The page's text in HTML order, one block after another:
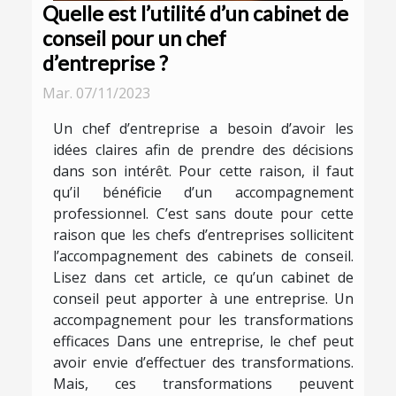
Quelle est l’utilité d’un cabinet de
conseil pour un chef
d’entreprise ?
Mar. 07/11/2023
Un chef d’entreprise a besoin d’avoir les
idées claires afin de prendre des décisions
dans son intérêt. Pour cette raison, il faut
qu’il bénéficie d’un accompagnement
professionnel. C’est sans doute pour cette
raison que les chefs d’entreprises sollicitent
l’accompagnement des cabinets de conseil.
Lisez dans cet article, ce qu’un cabinet de
conseil peut apporter à une entreprise. Un
accompagnement pour les transformations
efficaces Dans une entreprise, le chef peut
avoir envie d’effectuer des transformations.
Mais, ces transformations peuvent